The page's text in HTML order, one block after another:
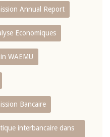
Annual Report
Economiques
WAEMU
Bancaire
interbancaire dans